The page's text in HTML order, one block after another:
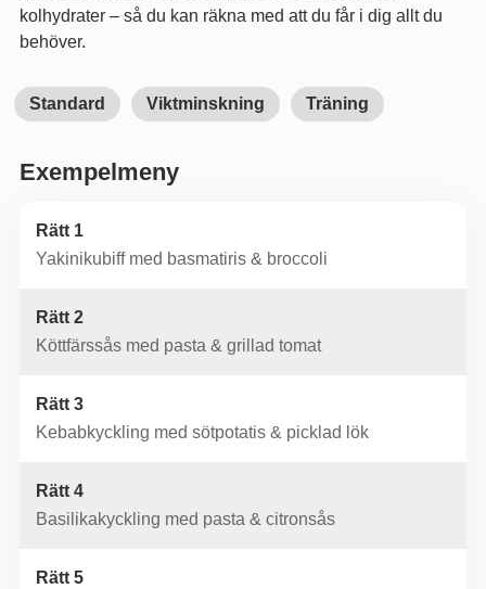
kolhydrater – så du kan räkna med att du får i dig allt du
behöver.
Standard Viktminskning Träning
Exempelmeny
Rätt 1
Yakinikubiff med basmatiris & broccoli
Rätt 2
Köttfärssås med pasta & grillad tomat
Rätt 3
Kebabkyckling med sötpotatis & picklad lök
Rätt 4
Basilikakyckling med pasta & citronsås
Rätt 5